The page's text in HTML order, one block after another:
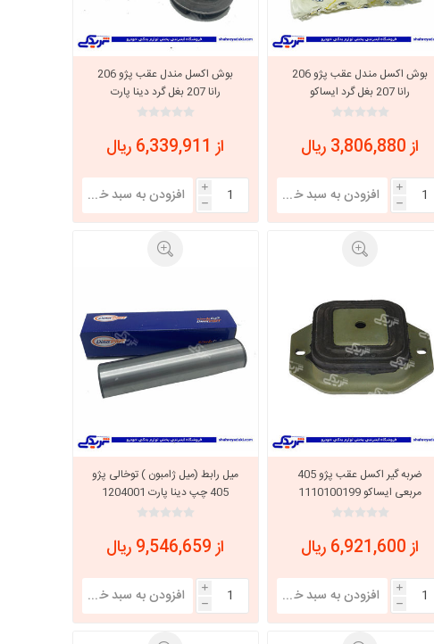
بوش اکسل مندل عقب پژو 206
رانا 207 بغل گرد ایساکو
0300902299
از 3,806,880 ریال
i
h
بوش اکسل مندل عقب پژو 206
رانا 207 بغل گرد دینا پارت
1604028
از 6,339,911 ریال
i
h
ضربه گیر اکسل عقب پژو 405
مربعی ایساکو 1110100199
از 6,921,600 ریال
i
h
میل رابط (میل ژامبون ) توخالی پژو
405 چپ دینا پارت 1204001
از 9,546,659 ریال
i
h